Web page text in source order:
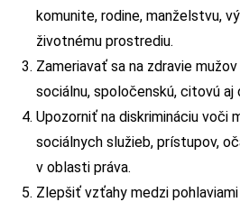
komunite, rodine, manželstvu,
životnému prostrediu.
Zameriavať sa na zdravie
sociálnu, spoločenskú, citovú aj
Upozorniť na diskrimináciu voči
sociálnych služieb, prístupov,
v oblasti práva.
Zlepšiť vzťahy medzi